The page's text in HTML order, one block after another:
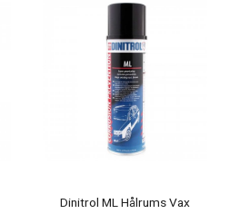
Dinitrol ML Hålrums Vax